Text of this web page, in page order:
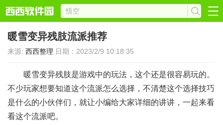
暖雪变异残肢流派推荐
来源: 西西整理 日期：2023/2/9 10:18:35
暖雪变异残肢是游戏中的玩法，这个还是很容易玩的。
不少玩家想要知道这个流派怎么选择，不清楚这个选择技巧
是什么的小伙伴们，就让小编给大家详细的讲讲，一起来看
看这个流派吧。